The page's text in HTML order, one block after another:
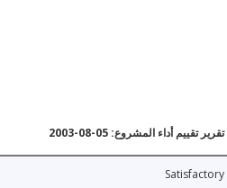
تقرير تقييم أداء المشروع: 05-08-2003
Satisfactory